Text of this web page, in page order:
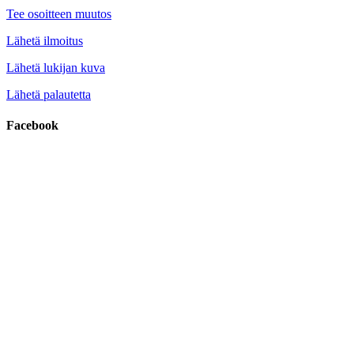
Tee osoitteen muutos
Lähetä ilmoitus
Lähetä lukijan kuva
Lähetä palautetta
Facebook